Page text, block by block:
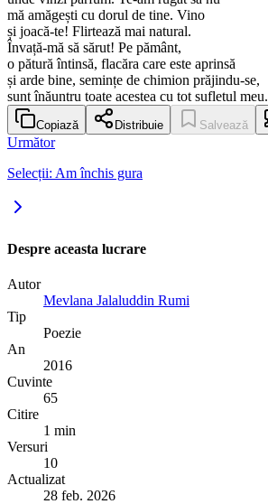
mă amăgești cu dorul de tine. Vino
și joacă-te! Flirtează mai natural.
Învață-mă să sărut! Pe pământ,
o pătură întinsă, flacăra care este aprinsă
și arde bine, semințe de chimion prăjindu-se,
sunt înăuntru toate acestea cu tot sufletul meu.
Copiază Distribuie Salvează
Următor
Selecții: Am închis gura
Despre aceasta lucrare
Autor
Mevlana Jalaluddin Rumi
Tip
Poezie
An
2016
Cuvinte
65
Citire
1 min
Versuri
10
Actualizat
28 feb. 2026